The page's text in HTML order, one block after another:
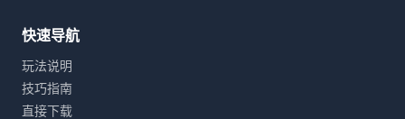
快速导航
玩法说明
技巧指南
直接下载